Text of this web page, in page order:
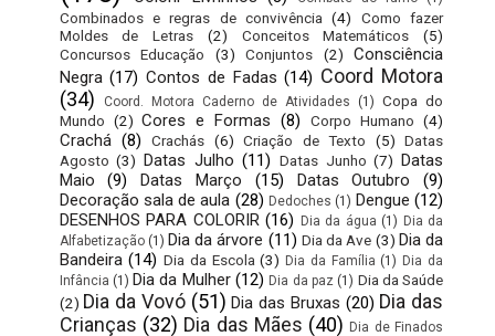
Combinados e regras de convivência (4)
Como fazer
Moldes de Letras
(2) Conceitos Matemáticos
(5)
Concursos Educação
(3) Conjuntos (2)
Consciência
Negra (17) Contos de Fadas (14) Coord Motora
(34)
Coord. Motora Caderno de Atividades (1) Copa do
Mundo (2) Cores e Formas (8) Corpo Humano (4)
Crachá (8) Crachás (6) Criação de Texto (5) Datas
Agosto (3) Datas Julho (11) Datas Junho (7) Datas
Maio
(9) Datas Março (15) Datas Outubro
(9)
Decoração sala de aula (28) Dedoches (1) Dengue (12)
DESENHOS PARA COLORIR (16) Dia da água (1) Dia da
Alfabetização (1) Dia da árvore (11) Dia da Ave (3) Dia da
Bandeira (14) Dia da Escola (3) Dia da Família (1) Dia da
Infância (1) Dia da Mulher (12) Dia da paz (1) Dia da Saúde
(2) Dia da Vovó (51) Dia das Bruxas (20) Dia das
Crianças (32) Dia das Mães (40) Dia de Finados